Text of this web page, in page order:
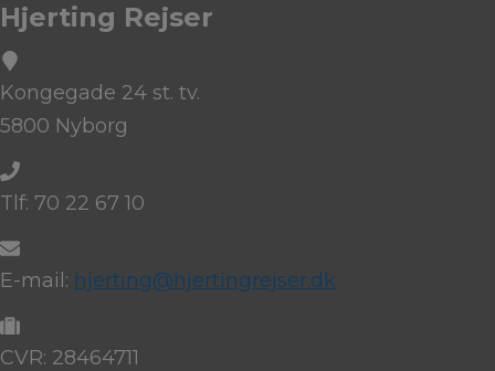
Hjerting Rejser
Kongegade 24 st. tv.
5800 Nyborg
Tlf: 70 22 67 10
E-mail: hjerting@hjertingrejser.dk
CVR: 28464711